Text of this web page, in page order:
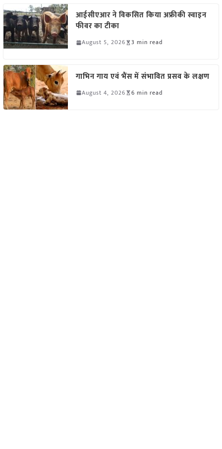
आईसीएआर ने विकसित किया अफ्रीकी स्वाइन
फीवर का टीका
August 5, 2026 3 min read
गाभिन गाय एवं भैंस में संभावित प्रसव के लक्षण
August 4, 2026 6 min read